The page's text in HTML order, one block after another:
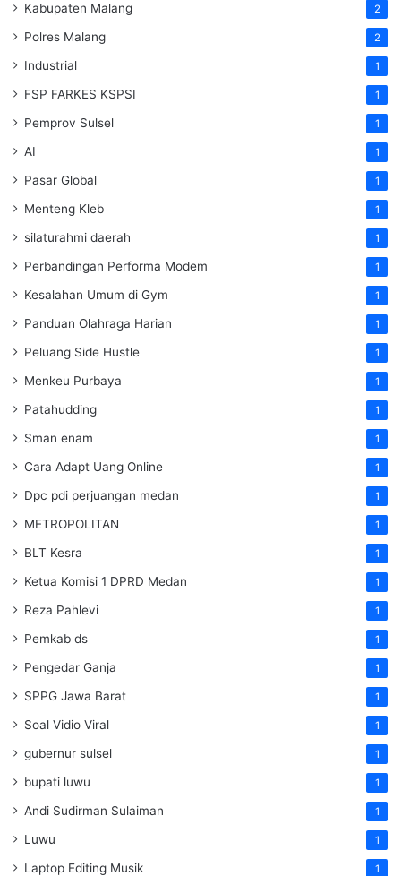
Kabupaten Malang 2
Polres Malang 2
Industrial 1
FSP FARKES KSPSI 1
Pemprov Sulsel 1
AI 1
Pasar Global 1
Menteng Kleb 1
silaturahmi daerah 1
Perbandingan Performa Modem 1
Kesalahan Umum di Gym 1
Panduan Olahraga Harian 1
Peluang Side Hustle 1
Menkeu Purbaya 1
Patahudding 1
Sman enam 1
Cara Adapt Uang Online 1
Dpc pdi perjuangan medan 1
METROPOLITAN 1
BLT Kesra 1
Ketua Komisi 1 DPRD Medan 1
Reza Pahlevi 1
Pemkab ds 1
Pengedar Ganja 1
SPPG Jawa Barat 1
Soal Vidio Viral 1
gubernur sulsel 1
bupati luwu 1
Andi Sudirman Sulaiman 1
Luwu 1
Laptop Editing Musik 1